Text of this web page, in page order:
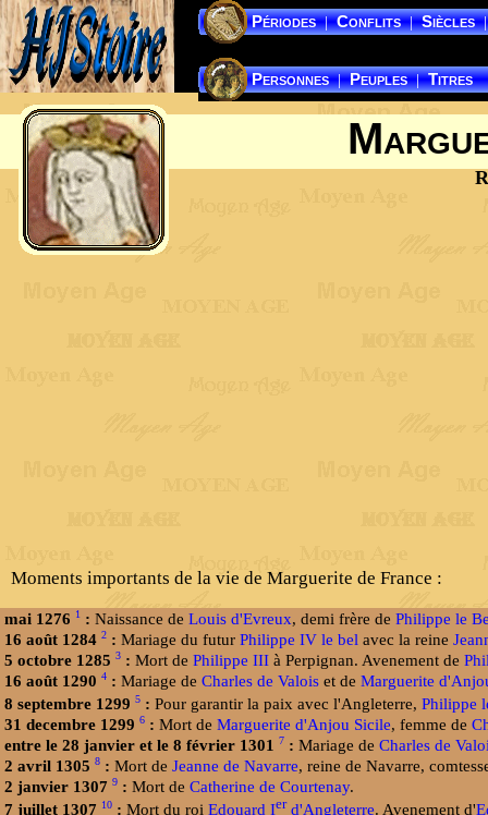
Périodes | Conflits | Siècles |
Personnes | Peuples | Titres
Moments importants de la vie de Marguerite de France :
mai 1276 1 : Naissance de Louis d'Evreux, demi frère de Philippe le
16 août 1284 2 : Mariage du futur Philippe IV le bel avec la reine
5 octobre 1285 3 : Mort de Philippe III à Perpignan. Avenement de
16 août 1290 4 : Mariage de Charles de Valois et de Marguerite
8 septembre 1299 5 : Pour garantir la paix avec l'Angleterre, Philippe
31 decembre 1299 6 : Mort de Marguerite d'Anjou Sicile, femme de
entre le 28 janvier et le 8 février 1301
7 : Mariage de Charles de
2 avril 1305 8 : Mort de Jeanne de Navarre, reine de Navarre,
2 janvier 1307 9 : Mort de Catherine de Courtenay.
7 juillet 1307 10 : Mort du roi Edouard Ierd'Angleterre. Avenement d'